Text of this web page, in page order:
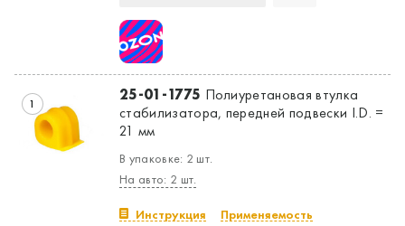
1 25-01-1775 Полиуретановая втулка
стабилизатора, передней подвески I.D. =
21 мм
В упаковке: 2 шт.
На авто: 2 шт.
Инструкция Применяемость